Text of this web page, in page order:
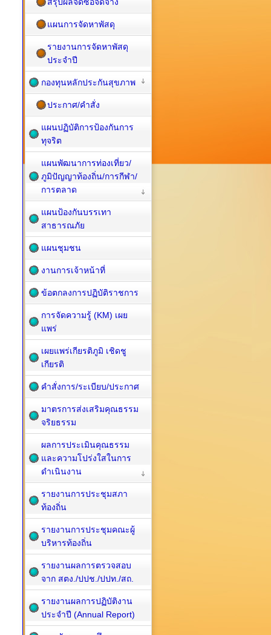
แผนการจัดหาพัสดุ
รายงานการจัดหาพัสดุ
ประจำปี
กองทุนหลักประกันสุขภาพ
ประกาศ/คำสั่ง
แผนปฏิบัติการป้องกันการ
ทุจริต
แผนพัฒนาการท่องเที่ยว/
ภูมิปัญญาท้องถิ่น/การกีฬา/
การตลาด
แผนป้องกันบรรเทา
สาธารณภัย
แผนชุมชน
งานการเจ้าหน้าที่
ข้อตกลงการปฏิบัติราชการ
การจัดความรู้ (KM) เผย
แพร่
เผยแพร่เกียรติภูมิ เชิดชู
เกียรติ
คำสั่งการ/ระเบียบ/ประกาศ
มาตรการส่งเสริมคุณธรรม
จริยธรรม
ผลการประเมินคุณธรรม
และความโปร่งใสในการ
ดำเนินงาน
รายงานการประชุมสภา
ท้องถิ่น
รายงานการประชุมคณะผู้
บริหารท้องถิ่น
รายงานผลการตรวจสอบ
จาก สตง./ปปช./ปปท./สถ.
รายงานผลการปฏิบัติงาน
ประจำปี (Annual Report)